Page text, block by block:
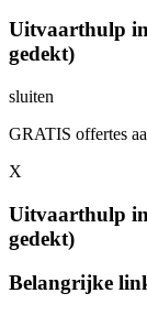
Uitvaarthulp
gedekt)
sluiten
GRATIS offertes
X
Uitvaarthulp
gedekt)
Belangrijke